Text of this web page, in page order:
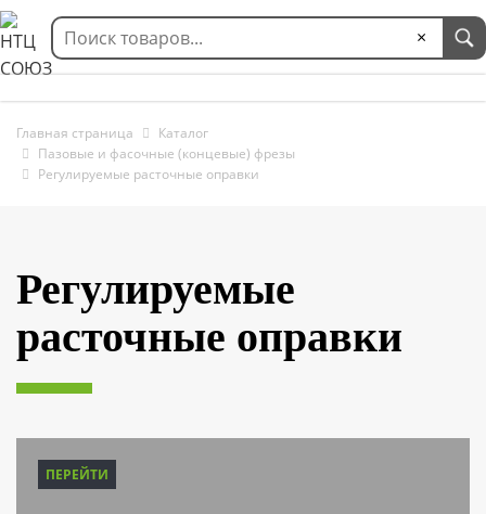
×
Главная страница
Каталог
Пазовые и фасочные (концевые) фрезы
Регулируемые расточные оправки
Регулируемые
расточные оправки
ПЕРЕЙТИ